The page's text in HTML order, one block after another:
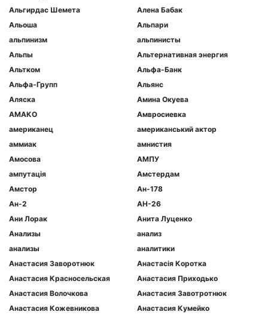
Альгирдас Шемета
Алена Бабак
Альоша
Альпари
альпинизм
альпинисты
Альпы
Альтернативная энергия
Альтком
Альфа-Банк
Альфа-Групп
Альянс
Аляска
Амина Окуева
АМАКО
Амвросиевка
американец
американський актор
аммиак
амнистия
Амосова
АМПУ
ампутація
Амстердам
Амстор
Ан-178
Ан-2
АН-26
Ани Лорак
Анита Луценко
Анализы
анализ
анализы
аналитики
Анастасия Заворотнюк
Анастасія Коротка
Анастасия Красносельская
Анастасия Приходько
Анастасия Волочкова
Анастасия Завотротнюк
Анастасия Кожевникова
Анастасия Кумейко